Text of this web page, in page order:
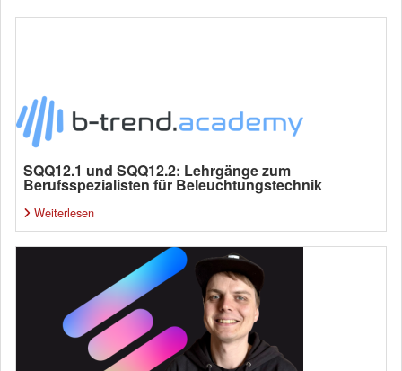
SQQ12.1 und SQQ12.2: Lehrgänge zum
Berufsspezialisten für Beleuchtungstechnik
Weiterlesen